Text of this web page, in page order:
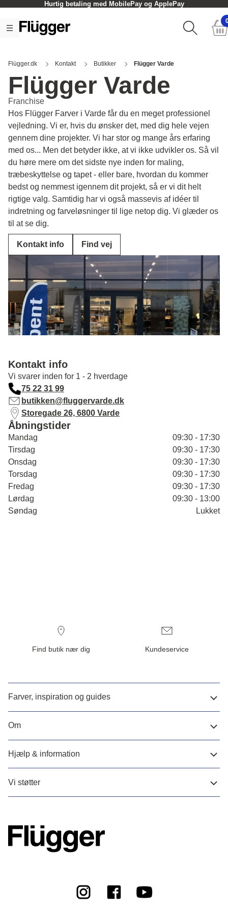
Hurtig betaling med MobilePay og ApplePay
Flügger.dk Kontakt Butikker Flügger Varde
Flügger Varde
Franchise
Hos Flügger Farver i Varde får du en meget professionel
vejledning. Vi er, hvis du ønsker det, med dig hele vejen
gennem dine projekter. Vi har stor og mange års erfaring
med os... Men det betyder ikke, at vi ikke udvikler os. Så vil
du høre mere om det sidste nye inden for maling,
træbeskyttelse og tapet - eller bare, hvordan du kommer
bedst og nemmest igennem dit projekt, så er vi dit helt
rigtige valg. Samtidig har vi også massevis af idéer til
indretning og farveløsninger til lige netop dig. Vi glæder os
til at se dig.
Kontakt info Find vej
Kontakt info
Vi svarer inden for 1 - 2 hverdage
75 22 31 99
butikken@fluggervarde.dk
Storegade 26, 6800 Varde
Åbningstider
Mandag
09:30 - 17:30
Tirsdag
09:30 - 17:30
Onsdag
09:30 - 17:30
Torsdag
09:30 - 17:30
Fredag
09:30 - 17:30
Lørdag
09:30 - 13:00
Søndag
Lukket
Find butik nær dig Kundeservice
Farver, inspiration og guides
Om
Hjælp & information
Vi støtter